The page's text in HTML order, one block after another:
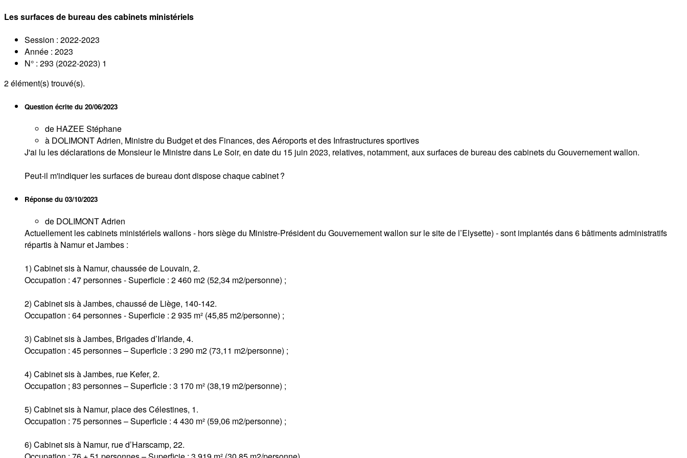
Les surfaces de bureau des cabinets ministériels
Session : 2022-2023
Année : 2023
N° : 293 (2022-2023) 1
2élément(s) trouvé(s).
Question écrite du 20/06/2023
de HAZEE Stéphane
à DOLIMONT Adrien, Ministre du Budget et des Finances, des Aéroports et des Infrastructures sportives
J'ai lu les déclarations de Monsieur le Ministre dans Le Soir, en date du 15 juin 2023, relatives, notamment, aux surfaces de bureau des cabinets du Gouvernement wallon.
Peut-il m'indiquer les surfaces de bureau dont dispose chaque cabinet ?
Réponse du 03/10/2023
de DOLIMONT Adrien
Actuellement les cabinets ministériels wallons - hors siège du Ministre-Président du Gouvernement wallon sur le site de l’Elysette) - sont implantés dans 6 bâtiments administratifs
répartis à Namur et Jambes :
1) Cabinet sis à Namur, chaussée de Louvain, 2.
Occupation : 47 personnes - Superficie : 2 460 m2 (52,34 m2/personne) ;
2) Cabinet sis à Jambes, chaussé de Liège, 140-142.
Occupation : 64 personnes - Superficie : 2 935 m² (45,85 m2/personne) ;
3) Cabinet sis à Jambes, Brigades d’Irlande, 4.
Occupation : 45 personnes – Superficie : 3 290 m2 (73,11 m2/personne) ;
4) Cabinet sis à Jambes, rue Kefer, 2.
Occupation ; 83 personnes – Superficie : 3 170 m² (38,19 m2/personne) ;
5) Cabinet sis à Namur, place des Célestines, 1.
Occupation : 75 personnes – Superficie : 4 430 m² (59,06 m2/personne) ;
6) Cabinet sis à Namur, rue d’Harscamp, 22.